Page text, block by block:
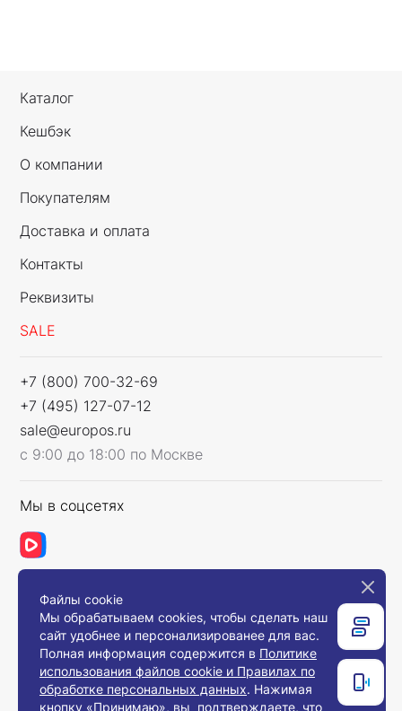
Каталог
Кешбэк
О компании
Покупателям
Доставка и оплата
Контакты
Реквизиты
SALE
+7 (800) 700-32-69
+7 (495) 127-07-12
sale@europos.ru
с 9:00 до 18:00 по Москве
Мы в соцсетях
Связаться с нами
© 2008-2026, Компания «Европос Групп». Все
права защищены.
Файлы cookie
Мы обрабатываем cookies, чтобы сделать наш
сайт удобнее и персонализированее для вас.
Полная информация содержится в Политике
использования файлов cookie и Правилах по
обработке персональных данных. Нажимая
кнопку «Принимаю», вы подтверждаете, что